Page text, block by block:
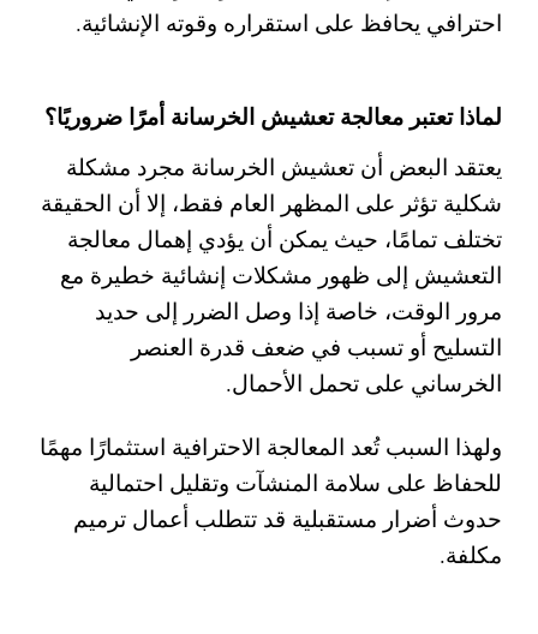
احترافي يحافظ على استقراره وقوته الإنشائية.
لماذا تعتبر معالجة تعشيش الخرسانة أمرًا ضروريًا؟
يعتقد البعض أن تعشيش الخرسانة مجرد مشكلة
شكلية تؤثر على المظهر العام فقط، إلا أن الحقيقة
تختلف تمامًا، حيث يمكن أن يؤدي إهمال معالجة
التعشيش إلى ظهور مشكلات إنشائية خطيرة مع
مرور الوقت، خاصة إذا وصل الضرر إلى حديد
التسليح أو تسبب في ضعف قدرة العنصر
الخرساني على تحمل الأحمال.
ولهذا السبب تُعد المعالجة الاحترافية استثمارًا مهمًا
للحفاظ على سلامة المنشآت وتقليل احتمالية
حدوث أضرار مستقبلية قد تتطلب أعمال ترميم
مكلفة.